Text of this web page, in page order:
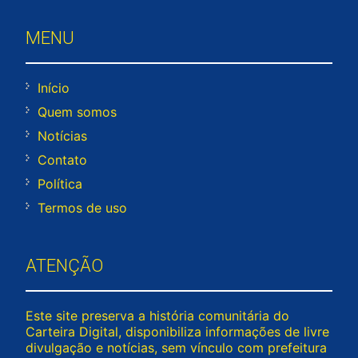
MENU
Início
Quem somos
Notícias
Contato
Política
Termos de uso
ATENÇÃO
Este site preserva a história comunitária do
Carteira Digital, disponibiliza informações de livre
divulgação e notícias, sem vínculo com prefeitura